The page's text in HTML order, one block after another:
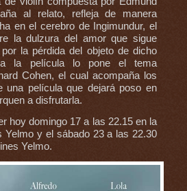
al relato, refleja de manera
en el cerebro de Ingimundur, el
la dulzura del amor que sigue
la pérdida del objeto de dicho
la película lo pone el tema
Cohen, el cual acompaña los
una película que dejará poso en
a disfrutarla.
hoy domingo 17 a las 22.15 en la
Yelmo y el sábado 23 a las 22.30
Yelmo.